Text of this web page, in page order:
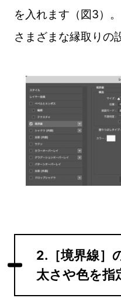
を入れます（図3）
さまざまな縁取りの
2.［境界線］
太さや色を指